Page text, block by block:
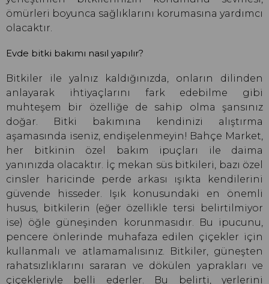
ömürleri boyunca sağlıklarını korumasına yardımcı
olacaktır.
Evde bitki bakımı nasıl yapılır?
Bitkiler ile yalnız kaldığınızda, onların dilinden
anlayarak ihtiyaçlarını fark edebilme gibi
muhteşem bir özelliğe de sahip olma şansınız
doğar. Bitki bakımına kendinizi alıştırma
aşamasında iseniz, endişelenmeyin! Bahçe Market,
her bitkinin özel bakım ipuçları ile daima
yanınızda olacaktır. İç mekan süs bitkileri, bazı özel
cinsler haricinde perde arkası ışıkta kendilerini
güvende hisseder. Işık konusundaki en önemli
husus, bitkilerin (eğer özellikle tersi belirtilmiyor
ise) öğle güneşinden korunmasıdır. Bu ipucunu,
pencere önlerinde muhafaza edilen çiçekler için
kullanmalı ve atlamamalısınız. Bitkiler, güneşten
rahatsızlıklarını sararan ve dökülen yaprakları ve
çiçekleriyle belli ederler. Bu belirti, yerlerini